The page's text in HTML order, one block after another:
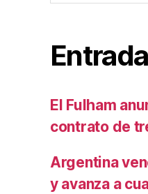
El Fulham
contrato de
Argentina
y avanza a